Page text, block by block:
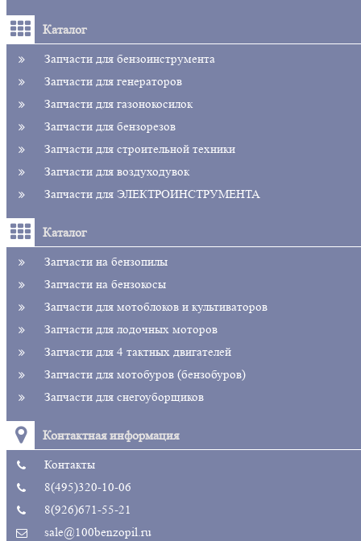
Каталог
Запчасти для бензоинструмента
Запчасти для генераторов
Запчасти для газонокосилок
Запчасти для бензорезов
Запчасти для строительной техники
Запчасти для воздуходувок
Запчасти для ЭЛЕКТРОИНСТРУМЕНТА
Каталог
Запчасти на бензопилы
Запчасти на бензокосы
Запчасти для мотоблоков и культиваторов
Запчасти для лодочных моторов
Запчасти для 4 тактных двигателей
Запчасти для мотобуров (бензобуров)
Запчасти для снегоуборщиков
Контактная информация
Контакты
8(495)320-10-06
8(926)671-55-21
sale@100benzopil.ru